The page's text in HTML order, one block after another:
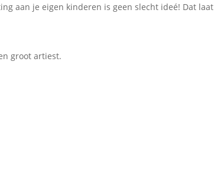
aan je eigen kinderen is geen slecht ideé! Dat laat
groot artiest.